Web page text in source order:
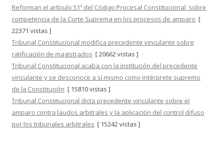
Reforman el artículo 51º del Código Procesal Constitucional, sobre
competencia de la Corte Suprema en los procesos de amparo [
22371 vistas ]
Tribunal Constitucional modifica precedente vinculante sobre
ratificación de magistrados [ 20662 vistas ]
Tribunal Constitucional acaba con la institución del precedente
vinculante y se desconoce a sí mismo como intérprete supremo
de la Constitución [ 15810 vistas ]
Tribunal Constitucional dicta precedente vinculante sobre el
amparo contra laudos arbitrales y la aplicación del control difuso
por los tribunales arbitrales [ 15242 vistas ]